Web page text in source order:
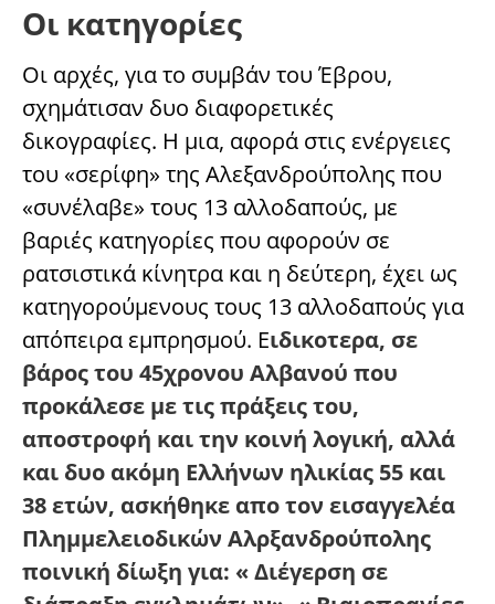
Οι κατηγορίες
Οι αρχές, για το συμβάν του Έβρου,
σχημάτισαν δυο διαφορετικές
δικογραφίες. Η μια, αφορά στις ενέργειες
του «σερίφη» της Αλεξανδρούπολης που
«συνέλαβε» τους 13 αλλοδαπούς, με
βαριές κατηγορίες που αφορούν σε
ρατσιστικά κίνητρα και η δεύτερη, έχει ως
κατηγορούμενους τους 13 αλλοδαπούς για
απόπειρα εμπρησμού. Ειδικοτερα, σε
βάρος του 45χρονου Αλβανού που
προκάλεσε με τις πράξεις του,
αποστροφή και την κοινή λογική, αλλά
και δυο ακόμη Ελλήνων ηλικίας 55 και
38 ετών, ασκήθηκε απο τον εισαγγελέα
Πλημμελειοδικών Αλρξανδρούπολης
ποινική δίωξη για: « Διέγερση σε